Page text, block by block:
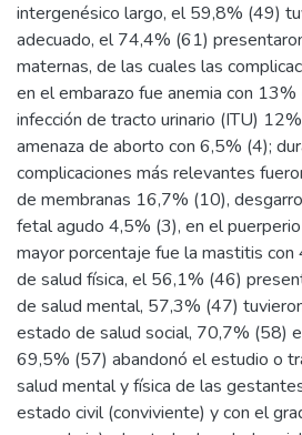
intergenésico largo, el 59,8% (49)
adecuado, el 74,4% (61)
maternas, de las cuales las
en el embarazo fue anemia con
infección de tracto urinario (ITU)
amenaza de aborto con 6,5% (4);
complicaciones más relevantes
de membranas 16,7% (10),
fetal agudo 4,5% (3), en el
mayor porcentaje fue la mastitis
de salud física, el 56,1% (46)
de salud mental, 57,3% (47)
estado de salud social, 70,7% (58)
69,5% (57) abandonó el estudio o
salud mental y física de las
estado civil (conviviente) y con el